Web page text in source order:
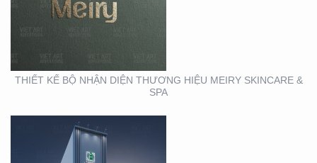
THIẾT KẾ BỘ NHẬN DIỆN THƯƠNG HIỆU MEIRY SKINCARE &
SPA
MẶT DỰNG TẠI BÌNH
DƯƠNG – CỦA HÀNG